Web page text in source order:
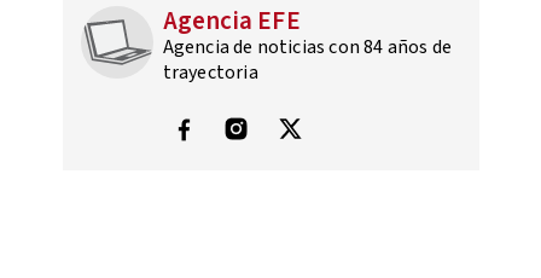
Agencia EFE
Agencia de noticias con 84 años de
trayectoria